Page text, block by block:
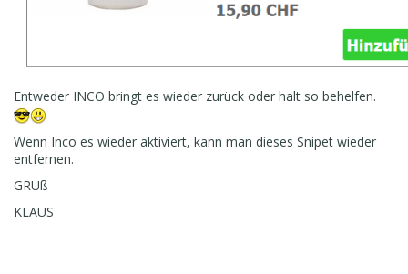
Entweder INCO bringt es wieder zurück oder halt so behelfen.
Wenn Inco es wieder aktiviert, kann man dieses Snipet wieder
entfernen.
GRUß
KLAUS